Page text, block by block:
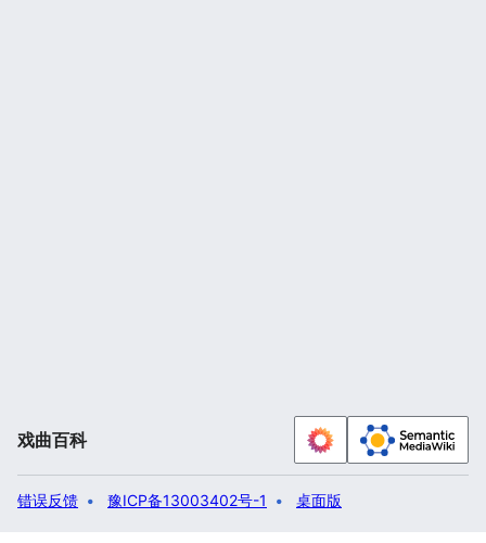
戏曲百科
错误反馈 豫ICP备13003402号-1 桌面版